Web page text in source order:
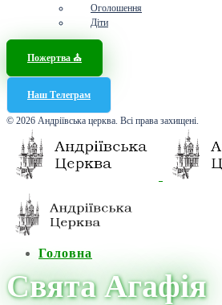
Оголошення
Діти
Пожертва ⛪️
Наш Телеграм
© 2026 Андріївська церква. Всі права захищені.
Головна
Свята Агафія